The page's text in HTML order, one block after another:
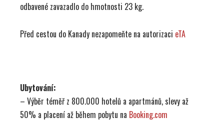
odbavené zavazadlo do hmotnosti 23 kg.
Před cestou do Kanady nezapomeňte na autorizaci eTA
Ubytování:
– Výběr téměř z 800.000 hotelů a apartmánů, slevy až
50% a placení až během pobytu na Booking.com